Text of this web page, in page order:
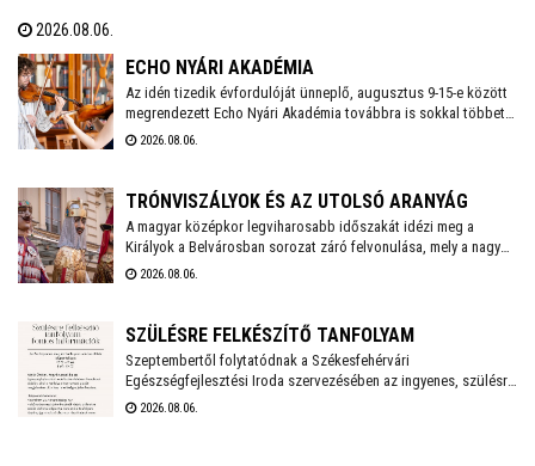
vitaminokban és ásványi anyagokban gazdag vadszederből
gyűjtsön Lencsés Rita gyógynövényszakértő vezetésével. A túra
Nadapról indul, a részvételhez ezúttal is előzetes bejelentkezést
kérnek a szokásos elérhetőségeken.
2026.08.06.
ECHO NYÁRI AKADÉMIA
Az idén tizedik évfordulóját ünneplő, augusztus 9-15-e között
megrendezett Echo Nyári Akadémia továbbra is sokkal többet
kínál, mint egy hagyományos zenei mesterkurzus. A családias
egyedülálló találkozási pontja a művésztanároknak, a fiatal
2026.08.06.
TRÓNVISZÁLYOK ÉS AZ UTOLSÓ ARANYÁG
A magyar középkor legviharosabb időszakát idézi meg a
Királyok a Belvárosban sorozat záró felvonulása, mely a nagy
hőség miatt a szokásosnál egy órával később, 18 órakor indul
2026.08.06.
SZÜLÉSRE FELKÉSZÍTŐ TANFOLYAM
Szeptembertől folytatódnak a Székesfehérvári
Egészségfejlesztési Iroda szervezésében az ingyenes, szülésre
felkészítő tanfolyamok. Az idei évben még két turnusra lehet
2026.08.06.